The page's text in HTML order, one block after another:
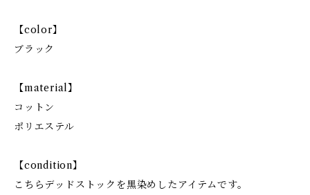
【color】
ブラック
【material】
コットン
ポリエステル
【condition】
こちらデッドストックを黒染めしたアイテムです。